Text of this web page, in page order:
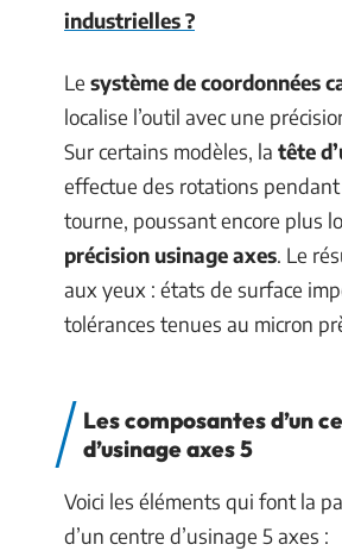
industrielles ?
Le système de coordonnées
localise l’outil avec une
Sur certains modèles, la tête
effectue des rotations
tourne, poussant encore plus
précision usinage axes. Le
aux yeux : états de surface
tolérances tenues au micron
Les composantes d’un
d’usinage axes 5
Voici les éléments qui font la
d’un centre d’usinage 5 axes :